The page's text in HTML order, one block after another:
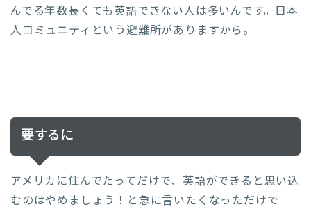
んでる年数長くても英語できない人は多いんです。日本
人コミュニティという避難所がありますから。
要するに
アメリカに住んでたってだけで、英語ができると思い込
むのはやめましょう！と急に言いたくなっただけで